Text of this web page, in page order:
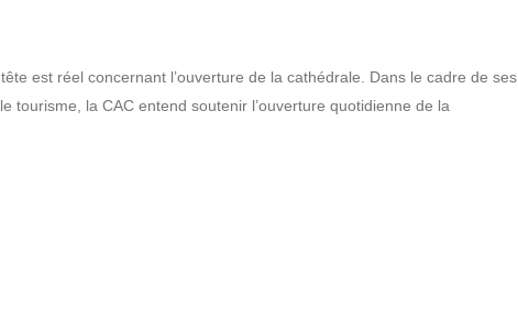
est réel concernant l’ouverture de la cathédrale. Dans le cadre de ses
tourisme, la CAC entend soutenir l’ouverture quotidienne de la